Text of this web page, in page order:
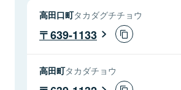
高田口町タカダグチチョウ
639-1133
高田町タカダチョウ